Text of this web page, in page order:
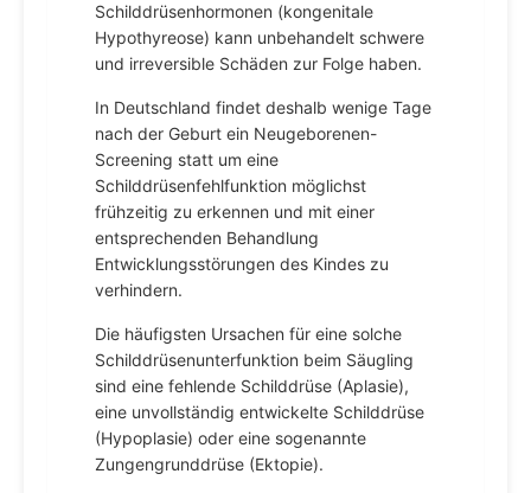
Schilddrüsenhormonen (kongenitale
Hypothyreose) kann unbehandelt schwere
und irreversible Schäden zur Folge haben.
In Deutschland findet deshalb wenige Tage
nach der Geburt ein Neugeborenen-
Screening statt um eine
Schilddrüsenfehlfunktion möglichst
frühzeitig zu erkennen und mit einer
entsprechenden Behandlung
Entwicklungsstörungen des Kindes zu
verhindern.
Die häufigsten Ursachen für eine solche
Schilddrüsenunterfunktion beim Säugling
sind eine fehlende Schilddrüse (Aplasie),
eine unvollständig entwickelte Schilddrüse
(Hypoplasie) oder eine sogenannte
Zungengrunddrüse (Ektopie).